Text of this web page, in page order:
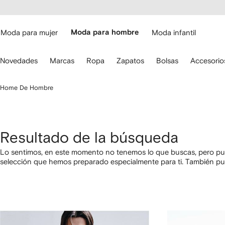
Moda para mujer Moda para hombre Moda infantil
Novedades Marcas Ropa Zapatos Bolsas
Home De Hombre
Resultado de la búsqueda
Lo sentimos, en este momento no tenemos lo que buscas, pero
selección que hemos preparado especialmente para ti. También